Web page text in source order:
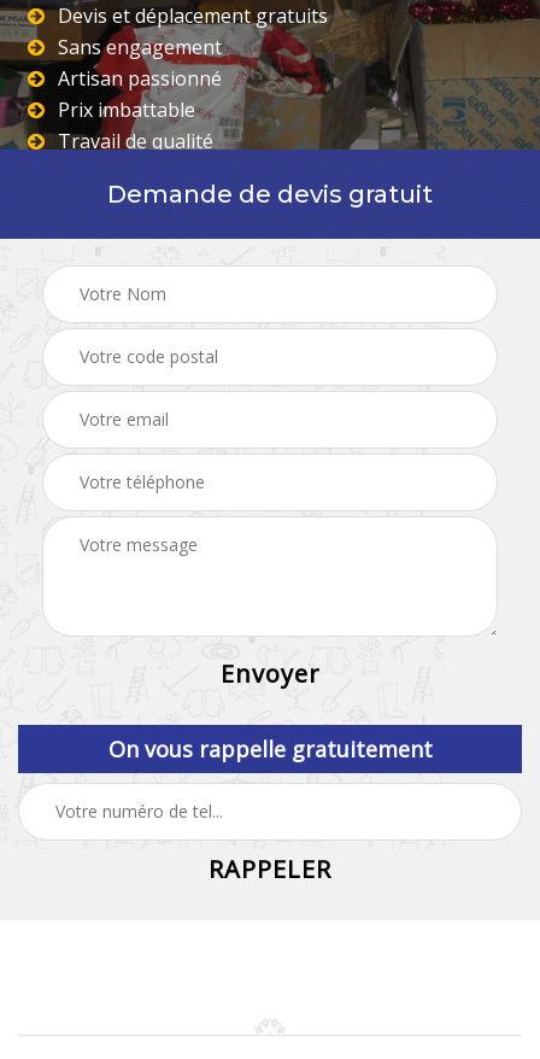
Devis et déplacement gratuits
Sans engagement
Artisan passionné
Prix imbattable
Travail de qualité
Demande de devis gratuit
On vous rappelle gratuitement